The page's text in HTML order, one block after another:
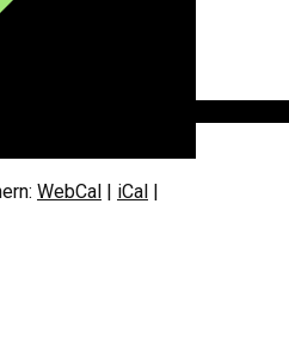
WebCal | iCal |